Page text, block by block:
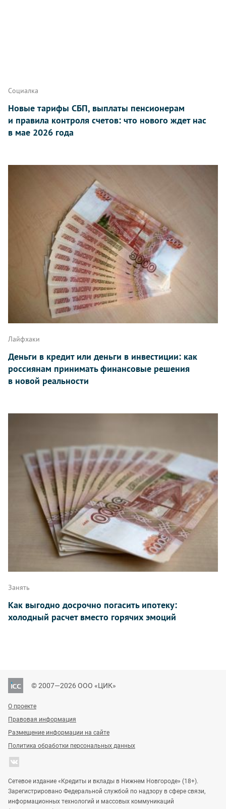
Социалка
Новые тарифы СБП, выплаты пенсионерам
и правила контроля счетов: что нового ждет нас
в мае 2026 года
Лайфхаки
Деньги в кредит или деньги в инвестиции: как
россиянам принимать финансовые решения
в новой реальности
Занять
Как выгодно досрочно погасить ипотеку:
холодный расчет вместо горячих эмоций
© 2007—2026 ООО «ЦИК»
О проекте
Правовая информация
Размещение информации на сайте
Политика обработки персональных данных
Сетевое издание «Кредиты и вклады в Нижнем Новгороде» (18+).
Зарегистрировано Федеральной службой по надзору в сфере связи,
информационных технологий и массовых коммуникаций